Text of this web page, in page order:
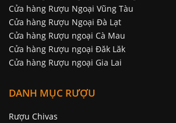
Cửa hàng Rượu Ngoại Vũng Tàu
Cửa hàng Rượu Ngoại Đà Lạt
Cửa hàng Rượu ngoại Cà Mau
Cửa hàng Rượu ngoại Đăk Lăk
Cửa hàng Rượu ngoại Gia Lai
DANH MỤC RƯỢU
Rượu Chivas